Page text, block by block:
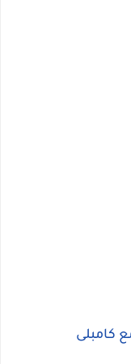
كامبلى